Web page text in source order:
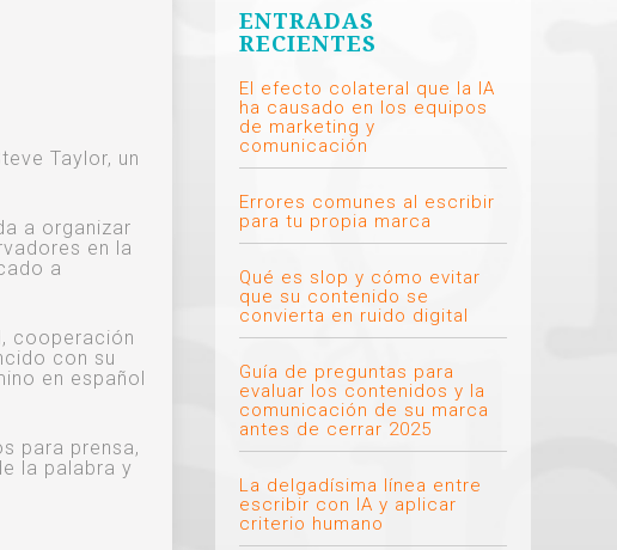
Taylor, un
a organizar
en la
a
cooperación
con su
en español
para prensa,
la palabra y
ENTRADAS
RECIENTES
El efecto colateral que la IA
ha causado en los equipos
de marketing y
comunicación
Errores comunes al escribir
para tu propia marca
Qué es slop y cómo evitar
que su contenido se
convierta en ruido digital
Guía de preguntas para
evaluar los contenidos y la
comunicación de su marca
antes de cerrar 2025
La delgadísima línea entre
escribir con IA y aplicar
criterio humano